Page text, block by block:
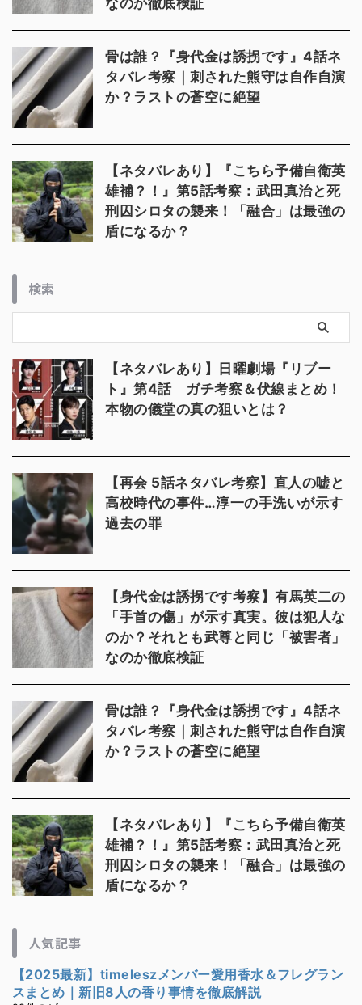
なのか徹底検証
骨は誰？『身代金は誘拐です』4話ネ
タバレ考察｜刺された熊守は自作自演
か？ラストの蒼空に絶望
【ネタバレあり】『こちら予備自衛英
雄補？！』第5話考察：武田真治と死
刑囚シロタの襲来！「融合」は最強の
盾になるか？
検索
【ネタバレあり】日曜劇場『リブー
ト』第4話 ガチ考察＆伏線まとめ！
本物の儀堂の真の狙いとは？
【再会 5話ネタバレ考察】直人の嘘と
高校時代の事件…淳一の手洗いが示す
過去の罪
【身代金は誘拐です考察】有馬英二の
「手首の傷」が示す真実。彼は犯人な
のか？それとも武尊と同じ「被害者」
なのか徹底検証
骨は誰？『身代金は誘拐です』4話ネ
タバレ考察｜刺された熊守は自作自演
か？ラストの蒼空に絶望
【ネタバレあり】『こちら予備自衛英
雄補？！』第5話考察：武田真治と死
刑囚シロタの襲来！「融合」は最強の
盾になるか？
人気記事
【2025最新】timeleszメンバー愛用香水＆フレグラン
スまとめ｜新旧8人の香り事情を徹底解説